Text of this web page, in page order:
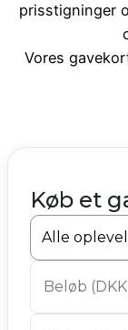
prisstigninger
Vores